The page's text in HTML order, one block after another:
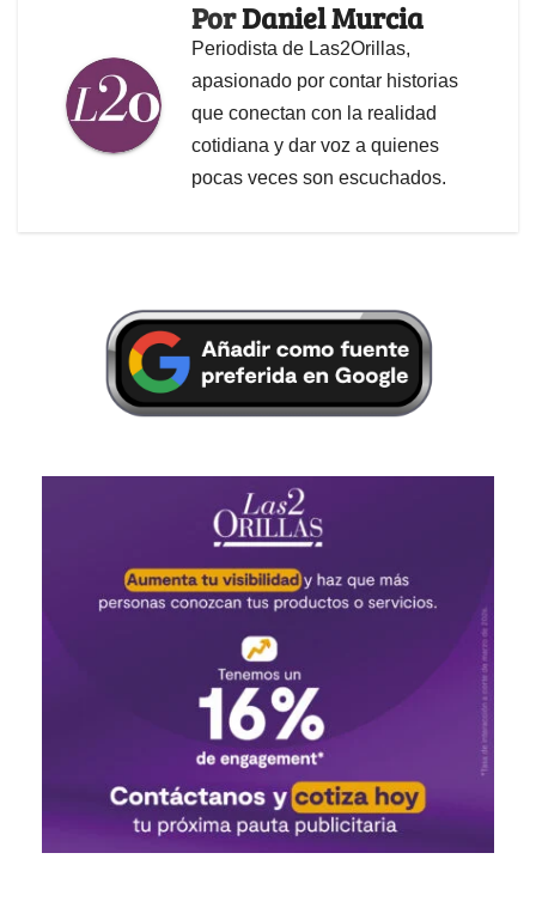
PorDaniel Murcia
Periodista de Las2Orillas,
apasionado por contar historias
que conectan con la realidad
cotidiana y dar voz a quienes
pocas veces son escuchados.